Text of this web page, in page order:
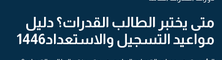
متى يختبر الطالب القدرات؟ دليل
مواعيد التسجيل والاستعداد1446